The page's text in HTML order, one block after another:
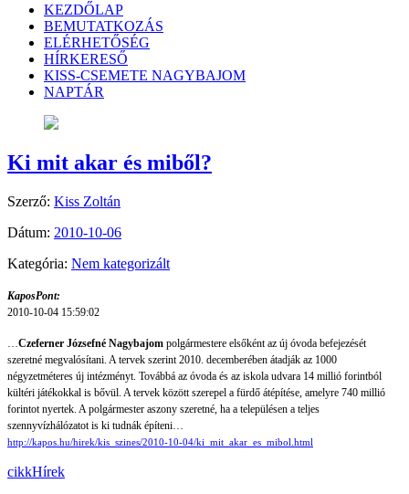
KEZDŐLAP
BEMUTATKOZÁS
ELÉRHETŐSÉG
HÍRKERESŐ
KISS-CSEMETE NAGYBAJOM
NAPTÁR
Ki mit akar és miből?
Szerző: Kiss Zoltán
Dátum: 2010-10-06
Kategória: Nem kategorizált
KaposPont:
2010-10-04 15:59:02
…Czeferner Józsefné Nagybajom polgármestere elsőként az új óvoda befejezését
szeretné megvalósítani. A tervek szerint 2010. decemberében átadják az 1000
négyzetméteres új intézményt. Továbbá az óvoda és az iskola udvara 14 millió forintból
kültéri játékokkal is bővül. A tervek között szerepel a fürdő átépítése, amelyre 740 millió
forintot nyertek. A polgármester aszony szeretné, ha a településen a teljes
szennyvízhálózatot is ki tudnák építeni…
http://kapos.hu/hirek/kis_szines/2010-10-04/ki_mit_akar_es_mibol.html
cikkHírek